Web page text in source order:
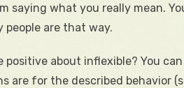
saying what you really mean.
people are that way.
positive about inflexible? You
are for the described behavior